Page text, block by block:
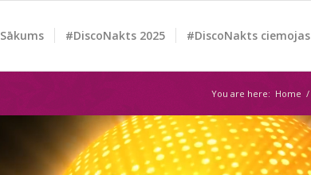
Sākums #DiscoNakts 2025 #DiscoNakts ciemojas
You are here: Home /